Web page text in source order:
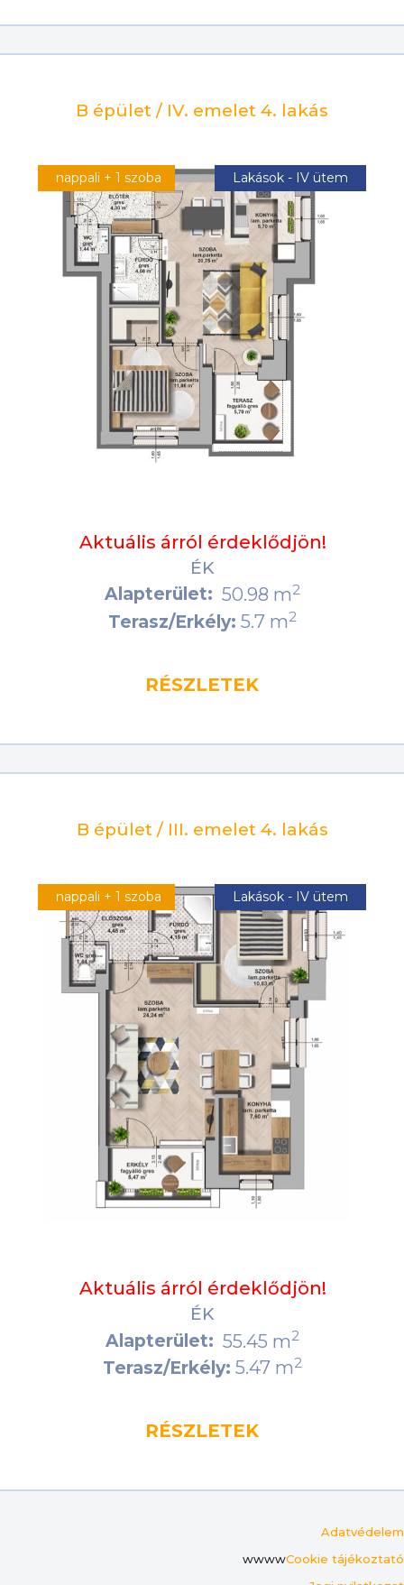
B épület / IV. emelet 4. lakás
nappali + 1 szoba Lakások - IV ütem
Aktuális árról érdeklődjön!
ÉK
Alapterület: 50.98 m2
Terasz/Erkély: 5.7 m2
RÉSZLETEK
B épület / III. emelet 4. lakás
nappali + 1 szoba Lakások - IV ütem
Aktuális árról érdeklődjön!
ÉK
Alapterület: 55.45 m2
Terasz/Erkély: 5.47 m2
RÉSZLETEK
Adatvédelem
wwwwCookie tájékoztató